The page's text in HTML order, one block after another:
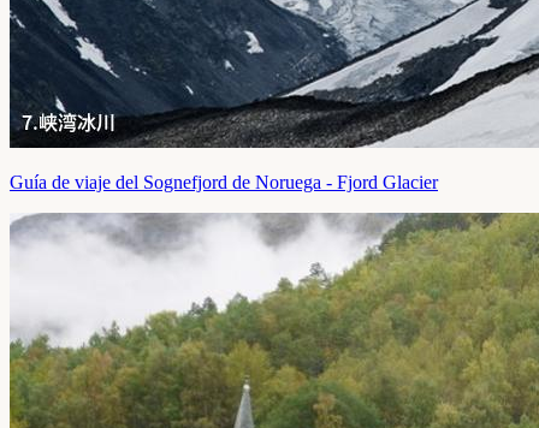
Guía de viaje del Sognefjord de Noruega - Fjord Glacier